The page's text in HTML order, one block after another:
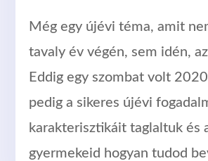
Még egy újévi téma, amit
tavaly év végén, sem idén,
Eddig egy szombat volt
pedig a sikeres újévi
karakterisztikáit taglaltuk és
gyermekeid hogyan tudod